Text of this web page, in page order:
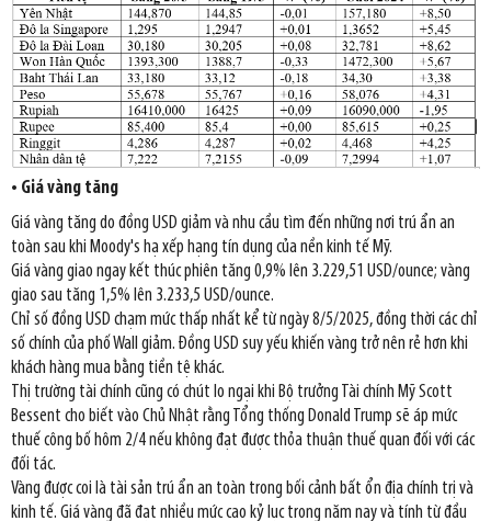
• Giá vàng tăng
Giá vàng tăng do đồng USD giảm và nhu cầu tìm đến những nơi trú ẩn an
toàn sau khi Moody's hạ xếp hạng tín dụng của nền kinh tế Mỹ.
Giá vàng giao ngay kết thúc phiên tăng 0,9% lên 3.229,51 USD/ounce; vàng
giao sau tăng 1,5% lên 3.233,5 USD/ounce.
Chỉ số đồng USD chạm mức thấp nhất kể từ ngày 8/5/2025, đồng thời các chỉ
số chính của phố Wall giảm. Đồng USD suy yếu khiến vàng trở nên rẻ hơn khi
khách hàng mua bằng tiền tệ khác.
Thị trường tài chính cũng có chút lo ngại khi Bộ trưởng Tài chính Mỹ Scott
Bessent cho biết vào Chủ Nhật rằng Tổng thống Donald Trump sẽ áp mức
thuế công bố hôm 2/4 nếu không đạt được thỏa thuận thuế quan đối với các
đối tác.
Vàng được coi là tài sản trú ẩn an toàn trong bối cảnh bất ổn địa chính trị và
kinh tế. Giá vàng đã đạt nhiều mức cao kỷ lục trong năm nay và tính từ đầu